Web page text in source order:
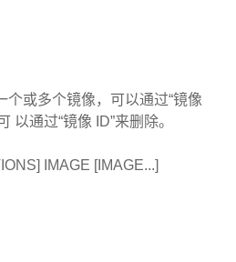
个或多个镜像，可以通过“镜像
以通过“镜像 ID”来删除。
IMAGE [IMAGE...]